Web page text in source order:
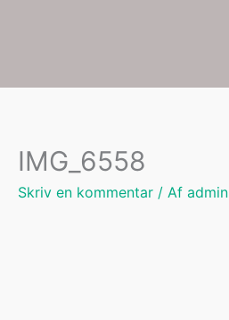
IMG_6558
Skriv en kommentar / Af admin